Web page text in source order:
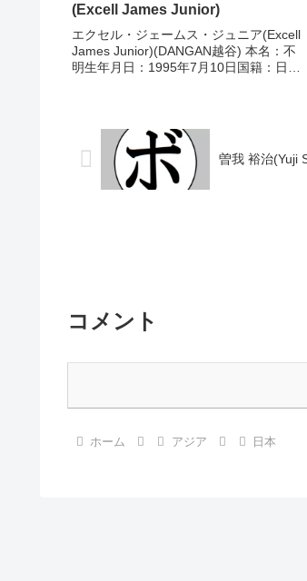
(Excell James Junior)
エクセル・ジェームス・ジュニア(Excell
James Junior)(DANGAN越谷) 本名：不
明生年月日：1995年7月10日国籍：日本
曽我 裕治(Yuji
コメント
ホーム アジア 日本